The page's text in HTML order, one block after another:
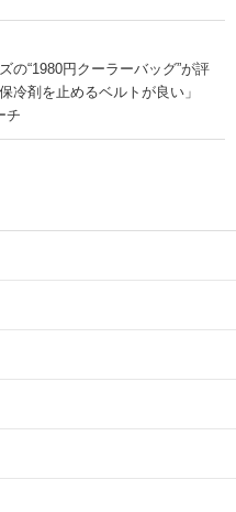
の“1980円クーラーバッグ”が評
剤を止めるベルトが良い」
チ